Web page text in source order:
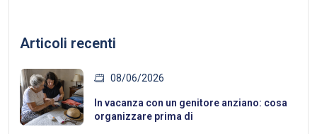
Articoli recenti
08/06/2026
In vacanza con un genitore anziano: cosa
organizzare prima di